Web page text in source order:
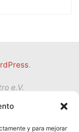
y para mejorar
.
e.V.